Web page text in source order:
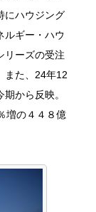
にハウジング
ルギー・ハウ
リーズの受注
また、24年12
から反映。
増の４４８億